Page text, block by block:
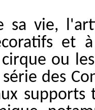
sa vie,
et
ou
des
supports